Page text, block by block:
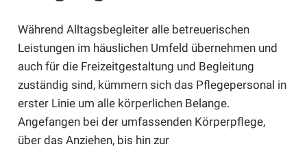
Während Alltagsbegleiter alle betreuerischen
Leistungen im häuslichen Umfeld übernehmen und
auch für die Freizeitgestaltung und Begleitung
zuständig sind, kümmern sich das Pflegepersonal in
erster Linie um alle körperlichen Belange.
Angefangen bei der umfassenden Körperpflege,
über das Anziehen, bis hin zur